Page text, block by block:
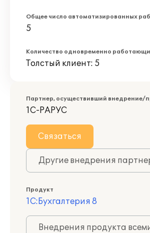
Общее число автоматизированных
5
Количество одновременно
Толстый клиент: 5
Партнер, осуществивший внедрение/
1С-РАРУС
Связаться
Другие внедрения
Продукт
1С:Бухгалтерия 8
Внедрения продукта